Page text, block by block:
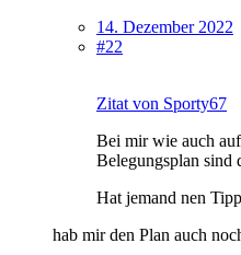
14. Dezember 2022
#22
Zitat von Sporty67
Bei mir wie auch
Belegungsplan sind
Hat jemand nen
hab mir den Plan auch